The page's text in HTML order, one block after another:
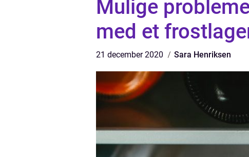
Mulige
med et
21 december 2020 Sara Henriksen